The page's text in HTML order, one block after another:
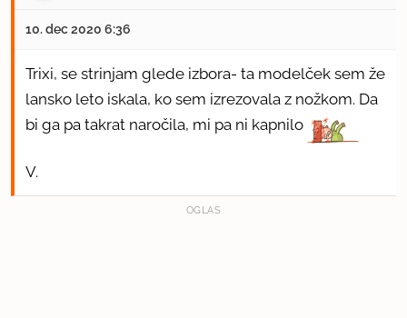
10. dec 2020 6:36
Trixi, se strinjam glede izbora- ta modelček sem že
lansko leto iskala, ko sem izrezovala z nožkom. Da
bi ga pa takrat naročila, mi pa ni kapnilo
V.
OGLAS